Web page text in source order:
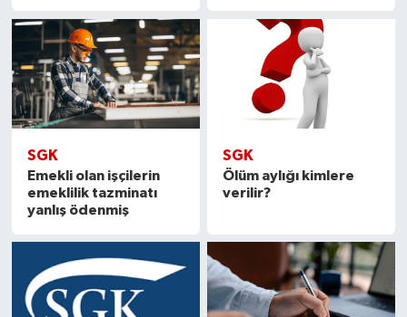
SGK
Emekli olan işçilerin
emeklilik tazminatı
yanlış ödenmiş
SGK
Ölüm aylığı kimlere
verilir?